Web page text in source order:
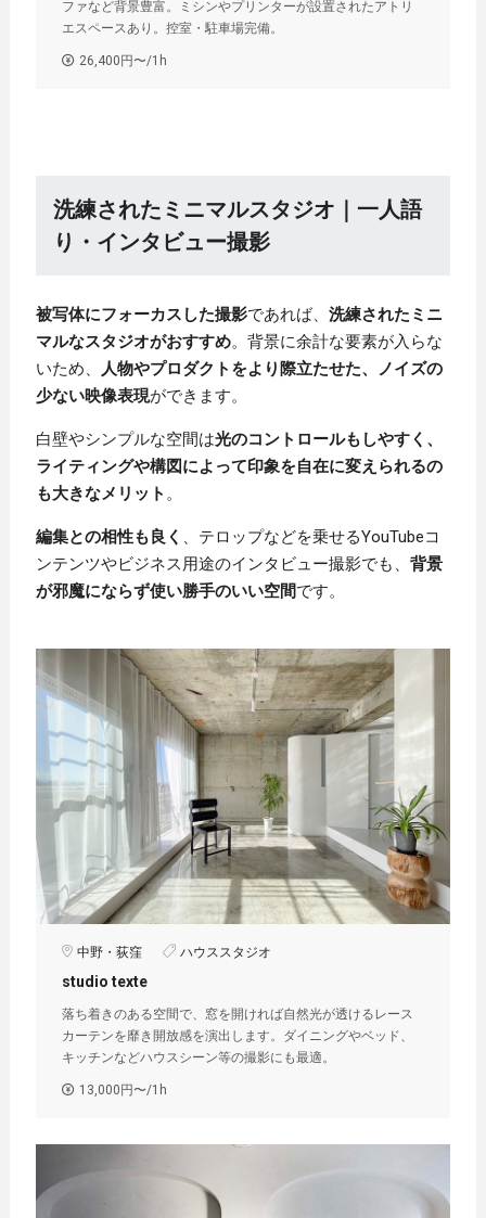
ファなど背景豊富。ミシンやプリンターが設置されたアトリ
エスペースあり。控室・駐車場完備。
26,400円〜/1h
洗練されたミニマルスタジオ｜一人語
り・インタビュー撮影
被写体にフォーカスした撮影であれば、 洗練されたミニ
マルなスタジオがおすすめ。背景に余計な要素が入らな
いため、
人物やプロダクトをより際立たせた、ノイズの
少ない映像表現ができます。
白壁やシンプルな空間は光のコントロールもしやすく、
ライティングや構図によって印象を自在に変えられるの
も大きなメリット 。
編集との相性も良く
、テロップなどを乗せるYouTubeコ
ンテンツやビジネス用途のインタビュー撮影でも、 背景
が邪魔にならず使い勝手のいい空間です。
中野・荻窪 ハウススタジオ
studio texte
落ち着きのある空間で、窓を開ければ自然光が透けるレース
カーテンを靡き開放感を演出します。ダイニングやベッド、
キッチンなどハウスシーン等の撮影にも最適。
13,000円〜/1h